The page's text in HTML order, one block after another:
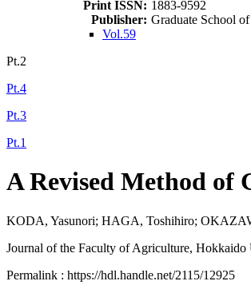
Print ISSN: 1883-9592
Publisher: Graduate School
Vol.59
Pt.2
Pt.4
Pt.3
Pt.1
A Revised Method of
KODA, Yasunori; HAGA, Toshihiro;
Journal of the Faculty of Agriculture, Hokkaido
Permalink : https://hdl.handle.net/2115/12925